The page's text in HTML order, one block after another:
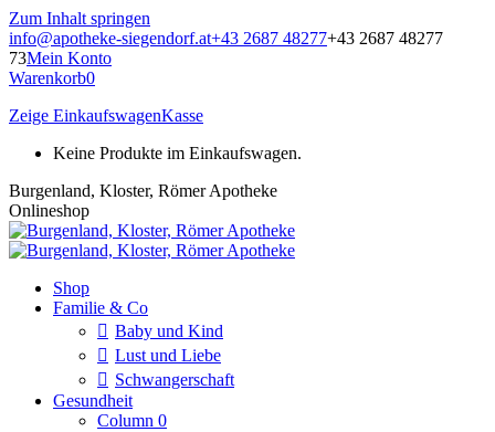
Zum Inhalt springen
info@apotheke-siegendorf.at+43 2687 48277+43 2687 48277
73Mein Konto
Warenkorb0
Zeige EinkaufswagenKasse
Keine Produkte im Einkaufswagen.
Burgenland, Kloster, Römer Apotheke
Onlineshop
Shop
Familie & Co
Baby und Kind
Lust und Liebe
Schwangerschaft
Gesundheit
Column 0